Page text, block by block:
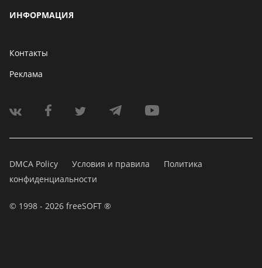
ИНФОРМАЦИЯ
Контакты
Реклама
DMCA Policy Условия и правила
Политика
конфиденциальности
© 1998 - 2026 freeSOFT ®